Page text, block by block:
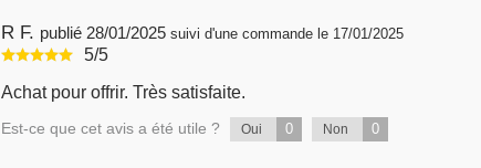
R F. publié 28/01/2025suivi d'une commande le 17/01/2025
5/5
Achat pour offrir. Très satisfaite.
Est-ce que cet avis a été utile ? Oui 0 Non 0